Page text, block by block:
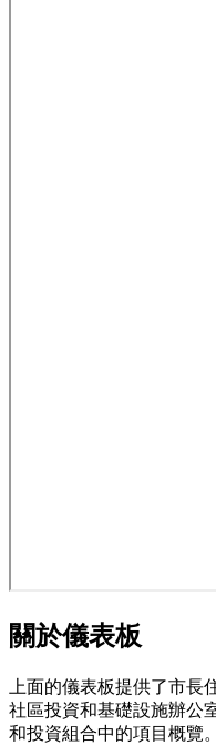
關於儀表板
上面的儀表板提供了市長
社區投資和基礎設施辦公
和投資組合中的項目概覽。